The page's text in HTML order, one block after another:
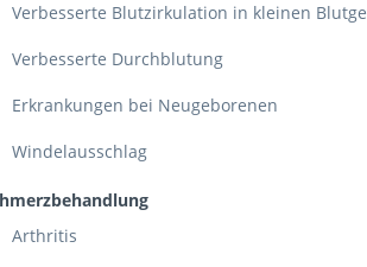
Verbesserte Blutzirkulation in kleinen
Verbesserte Durchblutung
Erkrankungen bei Neugeborenen
Windelausschlag
Arthritis